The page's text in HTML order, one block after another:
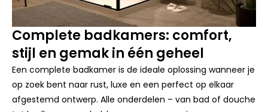
op zoek bent naar rust, luxe en een perfect op elkaar
afgestemd ontwerp. Alle onderdelen – van bad of douche
tot badkamermeubel, kranen en accessoires – vormen
samen één harmonieus geheel. Dit zorgt niet alleen voor
een stijlvolle uitstraling, maar ook voor optimaal
gebruiksgemak. Of je nu houdt van een moderne,
minimalistische badkamer of juist een warme